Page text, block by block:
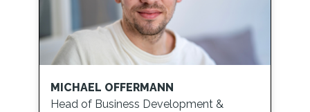
MICHAEL OFFERMANN
Head of Business Development &